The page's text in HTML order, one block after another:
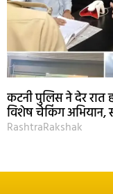
कटनी पुलिस ने देर रात
विशेष चेकिंग अभियान,
RashtraRakshak